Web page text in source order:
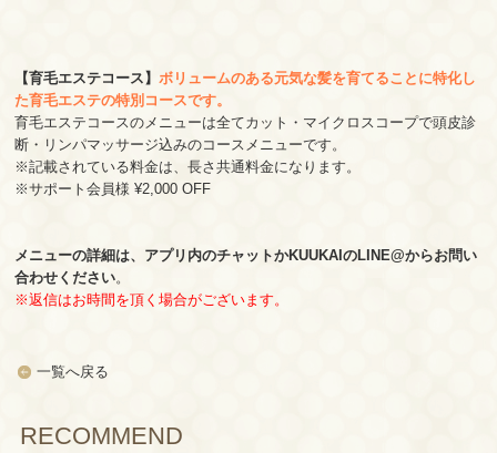
【育毛エステコース】ボリュームのある元気な髪を育てることに特化し
た育毛エステの特別コースです。
育毛エステコースのメニューは全てカット・マイクロスコープで頭皮診
断・リンパマッサージ込みのコースメニューです。
※記載されている料金は、長さ共通料金になります。
※サポート会員様 ¥2,000 OFF
メニューの詳細は、アプリ内のチャットかKUUKAIのLINE@からお問い
合わせください。
※返信はお時間を頂く場合がございます。
一覧へ戻る
RECOMMEND